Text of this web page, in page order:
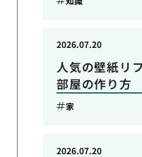
人気の壁紙リ
部屋の作り方
2026.07.20
家
2026.07.20